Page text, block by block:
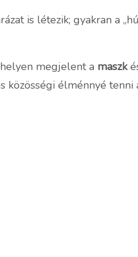
is létezik; gyakran a
megjelent a maszk
közösségi élménnyé tenni